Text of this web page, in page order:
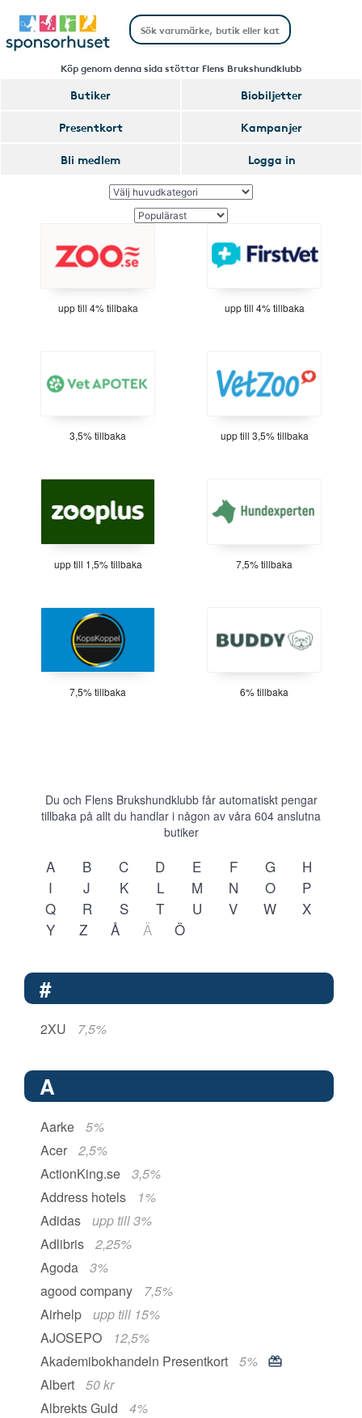
Köp genom denna sida stöttar Flens Brukshundklubb
Butiker
Biobiljetter
Presentkort
Kampanjer
Bli medlem
Logga in
upp till 4% tillbaka upp till 4% tillbaka
3,5% tillbaka upp till 3,5% tillbaka
upp till 1,5% tillbaka 7,5% tillbaka
7,5% tillbaka 6% tillbaka
Du och Flens Brukshundklubb får automatiskt pengar
tillbaka på allt du handlar i någon av våra 604 anslutna
butiker
A B C D E F G
H
I
J K L M N O
P
Q
R S T U V W
X
Y
Z Å Ä Ö
#
2XU 7,5%
A
Aarke
5%
Acer
2,5%
ActionKing.se
3,5%
Address hotels
1%
Adidas
upp till 3%
Adlibris
2,25%
Agoda
3%
agood company
7,5%
Airhelp
upp till 15%
AJOSEPO
12,5%
Akademibokhandeln Presentkort
5%
Albert
50 kr
Albrekts Guld
4%